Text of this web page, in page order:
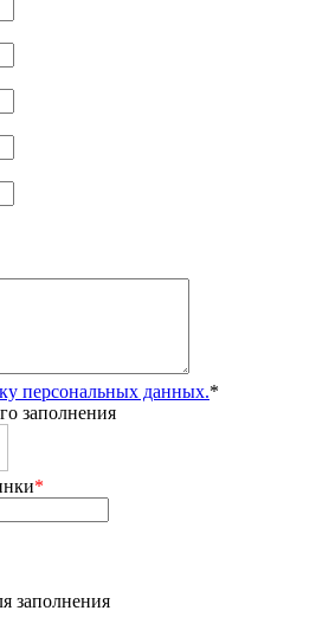
персональных данных.*
заполнения
*
заполнения